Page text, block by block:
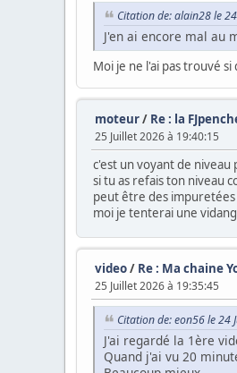
Citation de: alain28 le
J'en ai encore mal au
Moi je ne l'ai pas trouvé
moteur/ Re : la
25 Juillet 2026 à 19:40:15
c'est un voyant de niveau
si tu as refais ton niveau
peut être des
moi je tenterai une
video/ Re : Ma chaine
25 Juillet 2026 à 19:35:45
Citation de: eon56 le 24
J'ai regardé la 1ère
Quand j'ai vu 20